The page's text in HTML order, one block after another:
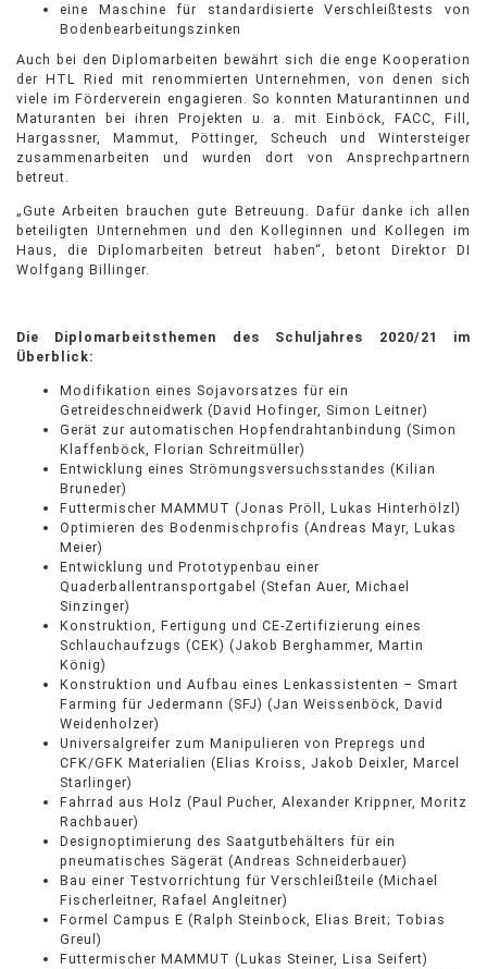
eine Maschine für standardisierte Verschleißtests von
Bodenbearbeitungszinken
Auch bei den Diplomarbeiten bewährt sich die enge Kooperation
der HTL Ried mit renommierten Unternehmen, von denen sich
viele im Förderverein engagieren. So konnten Maturantinnen und
Maturanten bei ihren Projekten u. a. mit Einböck, FACC, Fill,
Hargassner, Mammut, Pöttinger, Scheuch und Wintersteiger
zusammenarbeiten und wurden dort von Ansprechpartnern
betreut.
„Gute Arbeiten brauchen gute Betreuung. Dafür danke ich allen
beteiligten Unternehmen und den Kolleginnen und Kollegen im
Haus, die Diplomarbeiten betreut haben“, betont Direktor DI
Wolfgang Billinger.
Die Diplomarbeitsthemen des Schuljahres 2020/21 im
Überblick:
Modifikation eines Sojavorsatzes für ein
Getreideschneidwerk (David Hofinger, Simon Leitner)
Gerät zur automatischen Hopfendrahtanbindung (Simon
Klaffenböck, Florian Schreitmüller)
Entwicklung eines Strömungsversuchsstandes (Kilian
Bruneder)
Futtermischer MAMMUT (Jonas Pröll, Lukas Hinterhölzl)
Optimieren des Bodenmischprofis (Andreas Mayr, Lukas
Meier)
Entwicklung und Prototypenbau einer
Quaderballentransportgabel (Stefan Auer, Michael
Sinzinger)
Konstruktion, Fertigung und CE-Zertifizierung eines
Schlauchaufzugs (CEK) (Jakob Berghammer, Martin
König)
Konstruktion und Aufbau eines Lenkassistenten – Smart
Farming für Jedermann (SFJ) (Jan Weissenböck, David
Weidenholzer)
Universalgreifer zum Manipulieren von Prepregs und
CFK/GFK Materialien (Elias Kroiss, Jakob Deixler, Marcel
Starlinger)
Fahrrad aus Holz (Paul Pucher, Alexander Krippner, Moritz
Rachbauer)
Designoptimierung des Saatgutbehälters für ein
pneumatisches Sägerät (Andreas Schneiderbauer)
Bau einer Testvorrichtung für Verschleißteile (Michael
Fischerleitner, Rafael Angleitner)
Formel Campus E (Ralph Steinbock, Elias Breit; Tobias
Greul)
Futtermischer MAMMUT (Lukas Steiner, Lisa Seifert)